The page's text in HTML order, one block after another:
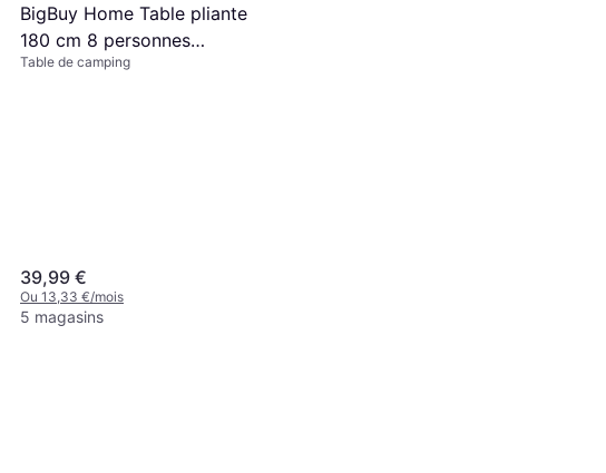
BigBuy Home Table pliante
180 cm 8 personnes
plastique
Table de camping
39,99 €
Ou 13,33 €/mois
5 magasins